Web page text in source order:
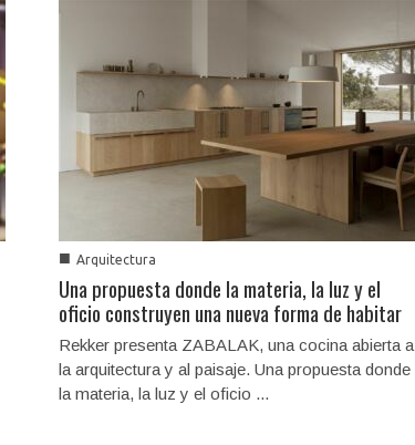
■ Arquitectura
Una propuesta donde la materia, la luz y el
oficio construyen una nueva forma de habitar
Rekker presenta ZABALAK, una cocina abierta a
la arquitectura y al paisaje. Una propuesta donde
la materia, la luz y el oficio ...